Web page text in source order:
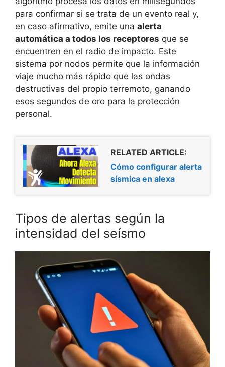
para confirmar si se trata de un evento real y,
en caso afirmativo, emite una alerta
automática a todos los receptores que se
encuentren en el radio de impacto. Este
sistema por nodos permite que la información
viaje mucho más rápido que las ondas
destructivas del propio terremoto, ganando
esos segundos de oro para la protección
personal.
RELATED ARTICLE:
Cómo configurar alerta
sísmica en alexa
Tipos de alertas según la
intensidad del seísmo